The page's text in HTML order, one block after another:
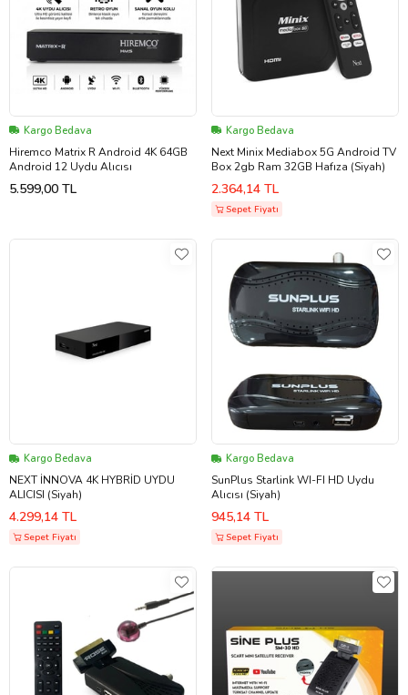
Kargo Bedava
Hiremco Matrix R Android 4K 64GB
Android 12 Uydu Alıcısı
5.599,00 TL
Kargo Bedava
Next Minix Mediabox 5G Android TV
Box 2gb Ram 32GB Hafıza (Siyah)
2.364,14 TL
Sepet Fiyatı
Kargo Bedava
NEXT İNNOVA 4K HYBRİD UYDU
ALICISI (Siyah)
4.299,14 TL
Sepet Fiyatı
Kargo Bedava
SunPlus Starlink WI-FI HD Uydu
Alıcısı (Siyah)
945,14 TL
Sepet Fiyatı